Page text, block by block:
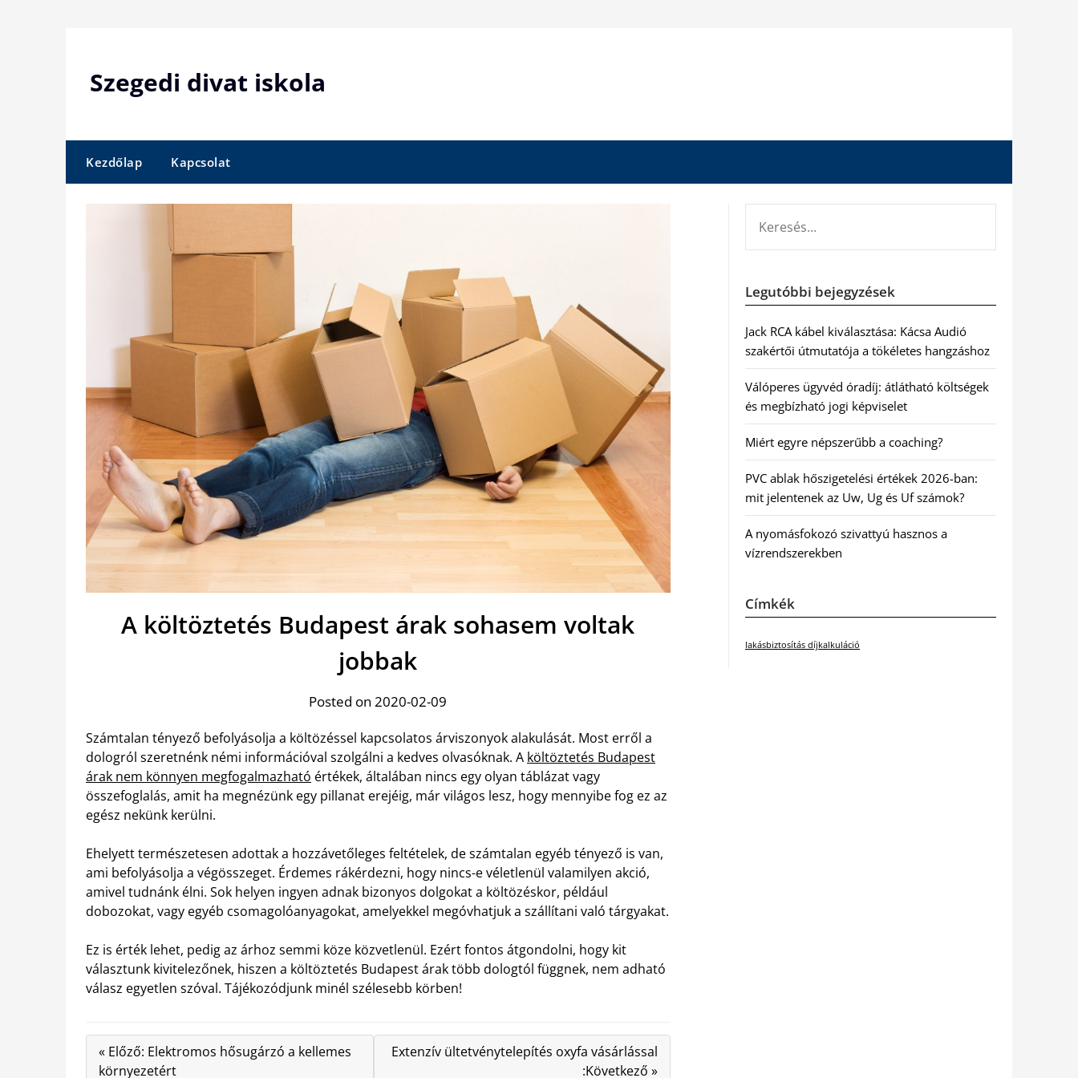
Szegedi divat iskola
Kezdőlap Kapcsolat
A költöztetés Budapest árak sohasem voltak
jobbak
Posted on 2020-02-09
Számtalan tényező befolyásolja a költözéssel kapcsolatos árviszonyok alakulását. Most erről a
dologról szeretnénk némi információval szolgálni a kedves olvasóknak. A költöztetés Budapest
árak nem könnyen megfogalmazható értékek, általában nincs egy olyan táblázat vagy
összefoglalás, amit ha megnézünk egy pillanat erejéig, már világos lesz, hogy mennyibe fog ez az
egész nekünk kerülni.
Ehelyett természetesen adottak a hozzávetőleges feltételek, de számtalan egyéb tényező is van,
ami befolyásolja a végösszeget. Érdemes rákérdezni, hogy nincs-e véletlenül valamilyen akció,
amivel tudnánk élni. Sok helyen ingyen adnak bizonyos dolgokat a költözéskor, például
dobozokat, vagy egyéb csomagolóanyagokat, amelyekkel megóvhatjuk a szállítani való tárgyakat.
Ez is érték lehet, pedig az árhoz semmi köze közvetlenül. Ezért fontos átgondolni, hogy kit
választunk kivitelezőnek, hiszen a költöztetés Budapest árak több dologtól függnek, nem adható
válasz egyetlen szóval. Tájékozódjunk minél szélesebb körben!
« Előző: Elektromos hősugárzó a kellemes
környezetért
Extenzív ültetvénytelepítés oxyfa vásárlással
:Következő »
Legutóbbi bejegyzések
Jack RCA kábel kiválasztása: Kácsa Audió
szakértői útmutatója a tökéletes hangzáshoz
Válóperes ügyvéd óradíj: átlátható költségek
és megbízható jogi képviselet
Miért egyre népszerűbb a coaching?
PVC ablak hőszigetelési értékek 2026-ban:
mit jelentenek az Uw, Ug és Uf számok?
A nyomásfokozó szivattyú hasznos a
vízrendszerekben
Címkék
lakásbiztosítás díjkalkuláció